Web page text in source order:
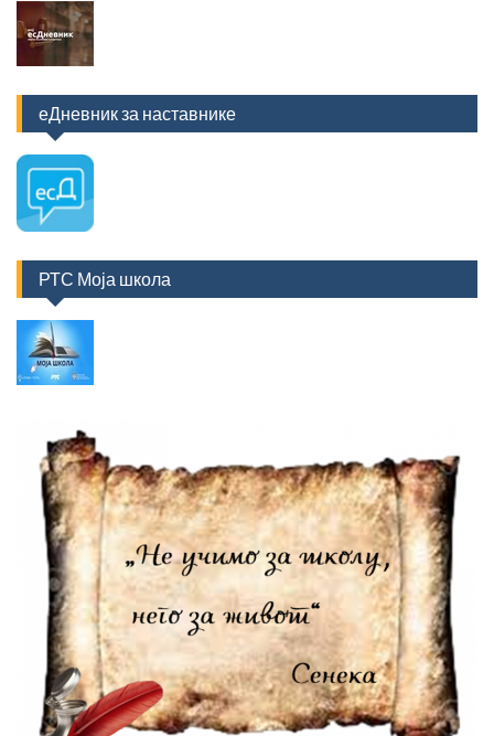
еДневник за наставнике
РТС Моја школа